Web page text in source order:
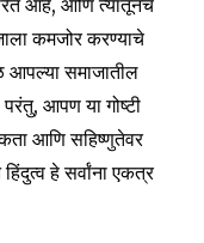
आहे, आणि त्यातूनच
कमजोर करण्याचे
आपल्या समाजातील
आपण या गोष्टी
आणि सहिष्णुतेवर
हे सर्वांना एकत्र